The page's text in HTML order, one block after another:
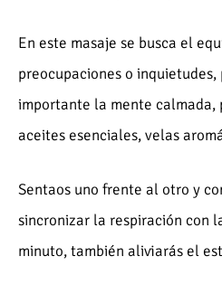
En este masaje se busca el
preocupaciones o
importante la mente calmada,
aceites esenciales, velas
Sentaos uno frente al otro y
sincronizar la respiración con
minuto, también aliviarás el